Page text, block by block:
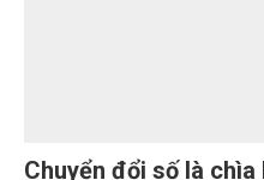
Chuyển đổi số là